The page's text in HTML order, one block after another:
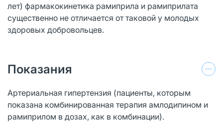
лет) фармакокинетика рамиприла и рамиприлата
существенно не отличается от таковой у молодых
здоровых добровольцев.
Показания
Артериальная гипертензия (пациенты, которым
показана комбинированная терапия амлодипином и
рамиприлом в дозах, как в комбинации).